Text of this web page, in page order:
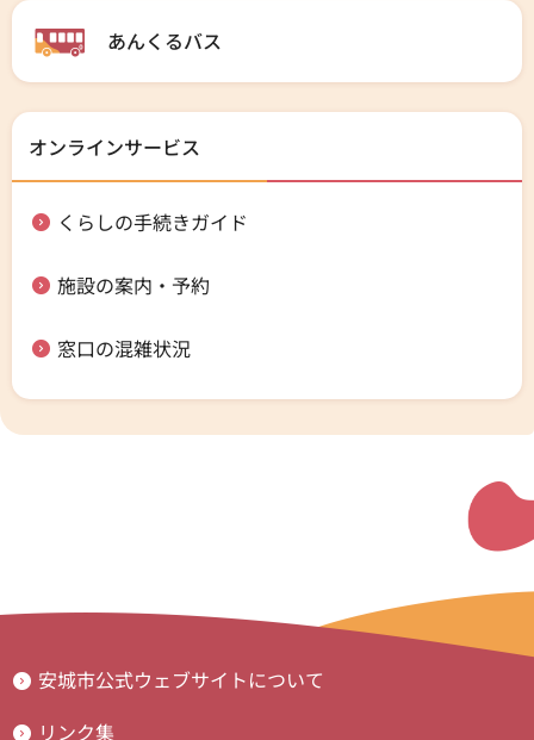
あんくるバス
オンラインサービス
くらしの手続きガイド
施設の案内・予約
窓口の混雑状況
安城市公式ウェブサイトについて
リンク集